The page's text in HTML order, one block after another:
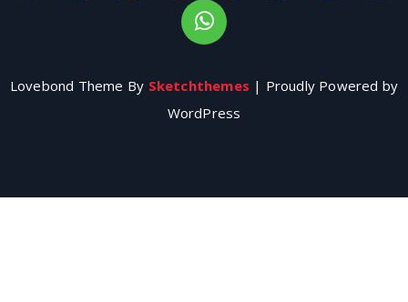
Lovebond Theme By Sketchthemes | Proudly Powered by
WordPress